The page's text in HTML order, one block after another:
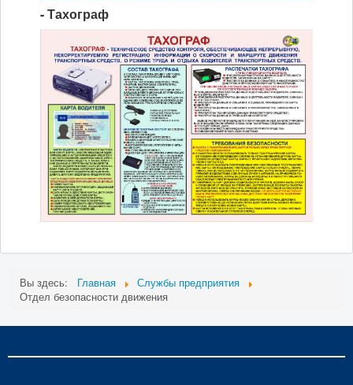
- Тахограф
Вы здесь: Главная
Службы предприятия
Отдел безопасности движения